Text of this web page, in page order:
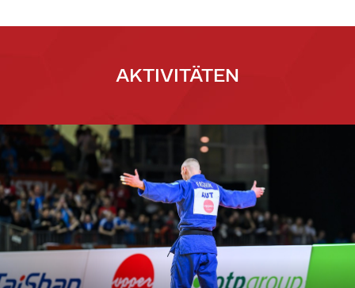
AKTIVITÄTEN